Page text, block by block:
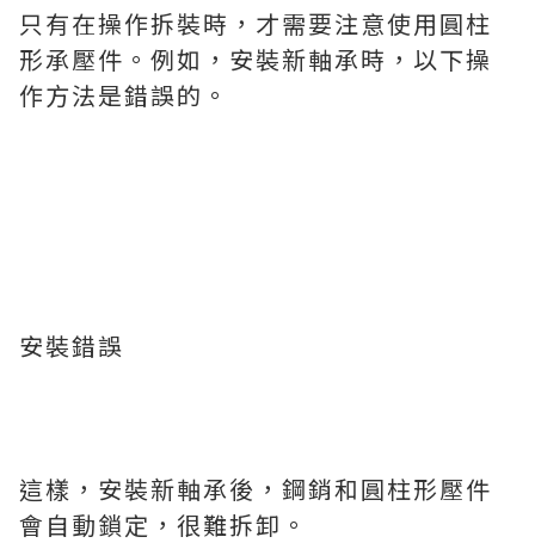
只有在操作拆裝時，才需要注意使用圓柱
形承壓件。例如，安裝新軸承時，以下操
作方法是錯誤的。
安裝錯誤
這樣，安裝新軸承後，鋼銷和圓柱形壓件
會自動鎖定，很難拆卸。